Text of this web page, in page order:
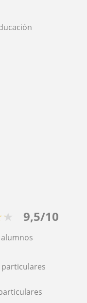
9,5/10
particulares